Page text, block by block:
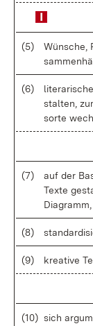
(5)
Wün­sche,
(6)
stal­ten,
sor­te
(7)
auf der
Tex­te
(8)
(9) krea­ti­ve
(10) sich